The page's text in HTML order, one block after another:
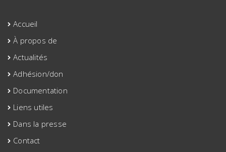
Accueil
À propos de
Actualités
Adhésion/don
Documentation
Liens utiles
Dans la presse
Contact